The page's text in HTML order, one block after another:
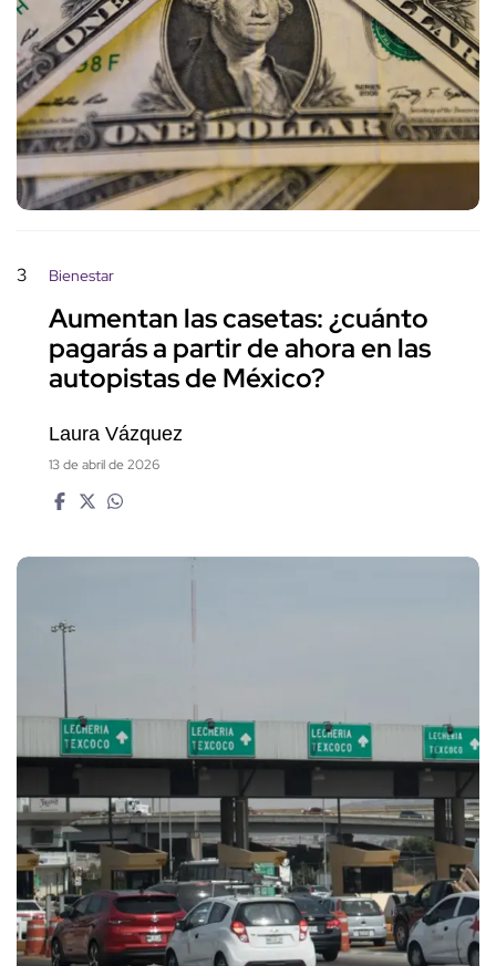
3 Bienestar
Aumentan las casetas: ¿cuánto
pagarás a partir de ahora en las
autopistas de México?
Laura Vázquez
13 de abril de 2026